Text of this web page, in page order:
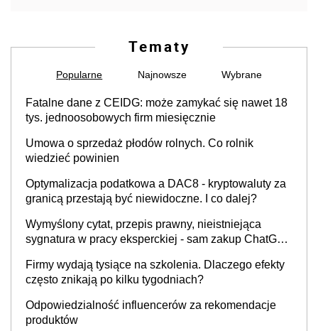
Tematy
Popularne Najnowsze Wybrane
Fatalne dane z CEIDG: może zamykać się nawet 18
tys. jednoosobowych firm miesięcznie
Umowa o sprzedaż płodów rolnych. Co rolnik
wiedzieć powinien
Optymalizacja podatkowa a DAC8 - kryptowaluty za
granicą przestają być niewidoczne. I co dalej?
Wymyślony cytat, przepis prawny, nieistniejąca
sygnatura w pracy eksperckiej - sam zakup ChatGPT
Firmy wydają tysiące na szkolenia. Dlaczego efekty
często znikają po kilku tygodniach?
Odpowiedzialność influencerów za rekomendacje
produktów